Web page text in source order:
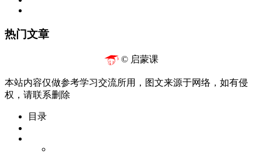
热门文章
© 启蒙课
本站内容仅做参考学习交流所用，图文来源于网络，如有侵
权，请联系删除
目录